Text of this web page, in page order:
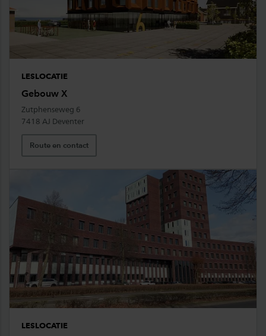
LESLOCATIE
Gebouw X
Zutphenseweg 6
7418 AJ Deventer
Route en contact
LESLOCATIE